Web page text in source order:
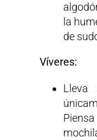
la
de
Víveres:
Lleva